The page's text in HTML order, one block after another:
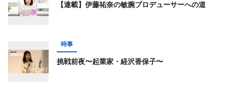
【連載】伊藤祐奈の敏腕プロデューサーへの道
時事
挑戦前夜〜起業家・経沢香保子〜